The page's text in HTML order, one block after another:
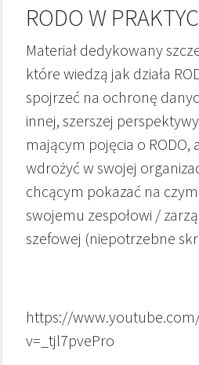
RODO W
Materiał dedykowany
które wiedzą jak działa
spojrzeć na ochronę
innej, szerszej
mającym pojęcia o RODO,
wdrożyć w swojej
chcącym pokazać na
swojemu zespołowi /
szefowej (niepotrzebne
https://
v=_tjl7pvePro